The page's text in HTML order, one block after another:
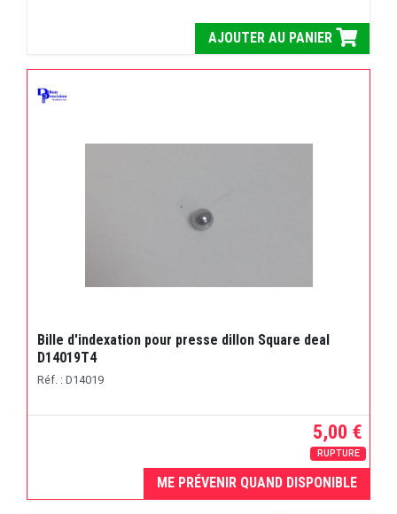
AJOUTER AU PANIER
Bille d'indexation pour presse dillon Square deal
D14019T4
Réf. : D14019
5,00 €
RUPTURE
ME PRÉVENIR QUAND DISPONIBLE